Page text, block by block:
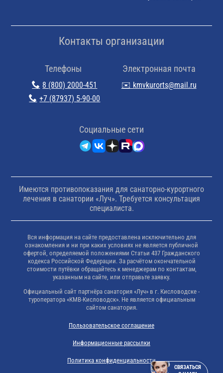
Контакты организации
Телефоны
8 (800) 2000-451
+7 (87937) 5-90-00
Электронная почта
✉️ kmvkurorts@mail.ru
Cоциальные сети
Имеются противопоказания для санаторно-курортного
лечения в санатории «Луч». Требуется консультация
специалиста.
Политика конфиденциальности
Вся информация на сайте предоставлена исключительно для
ознакомления и ни при каких условиях не является публичной
офертой, определяемой положениями Статьи 437 Гражданского
кодекса Российской Федерации. За расчётом окончательной
стоимости путёвки обращайтесь к менеджерам по контактам,
указанным на сайте, или отправьте заявку.
Официальный сайт партнёра санатория «Луч» в г. Кисловодске -
туроператора «КМВ-Кисловодск». Не является официальным
сайтом санатория.
Пользовательское соглашение
Информационные рассылки
СВЯЗАТЬСЯ